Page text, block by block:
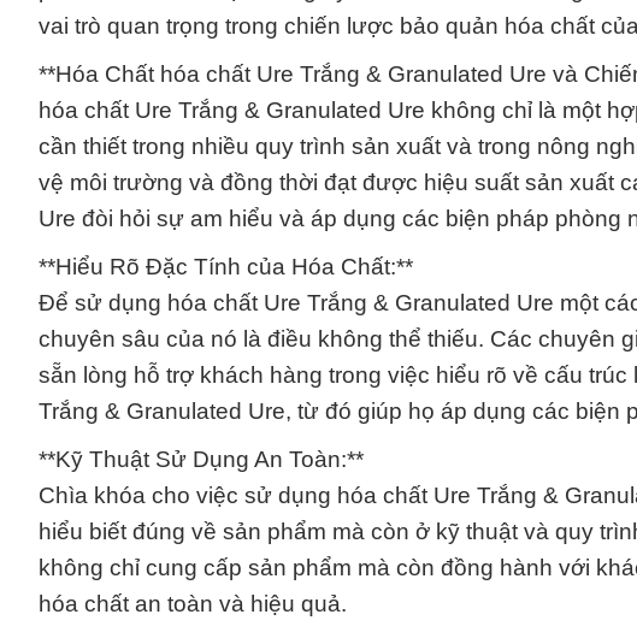
vai trò quan trọng trong chiến lược bảo quản hóa chất
**Hóa Chất hóa chất Ure Trắng & Granulated Ure và
hóa chất Ure Trắng & Granulated Ure không chỉ là một
cần thiết trong nhiều quy trình sản xuất và trong nông
vệ môi trường và đồng thời đạt được hiệu suất sản xuất
Ure đòi hỏi sự am hiểu và áp dụng các biện pháp phòng
**Hiểu Rõ Đặc Tính của Hóa Chất:**
Để sử dụng hóa chất Ure Trắng & Granulated Ure một
chuyên sâu của nó là điều không thể thiếu. Các chuyên
sẵn lòng hỗ trợ khách hàng trong việc hiểu rõ về cấu
Trắng & Granulated Ure, từ đó giúp họ áp dụng các biện
**Kỹ Thuật Sử Dụng An Toàn:**
Chìa khóa cho việc sử dụng hóa chất Ure Trắng &
hiểu biết đúng về sản phẩm mà còn ở kỹ thuật và quy
không chỉ cung cấp sản phẩm mà còn đồng hành với
hóa chất an toàn và hiệu quả.